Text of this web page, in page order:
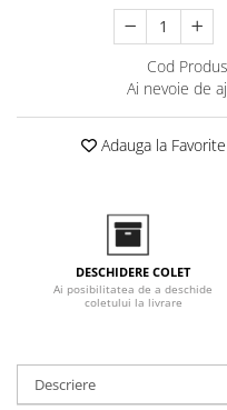
Cod
Ai nevoie de
Adauga la Favorite
DESCHIDERE COLET
Ai posibilitatea de a deschide
coletului la livrare
Descriere